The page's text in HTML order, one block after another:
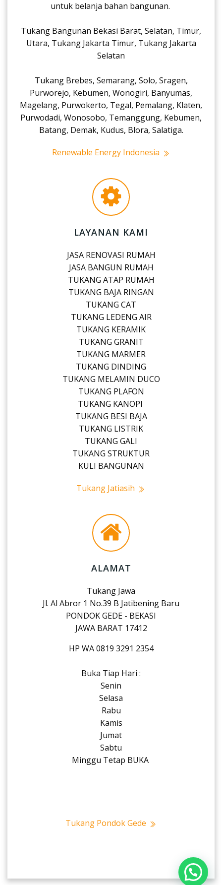
untuk belanja bahan bangunan.
Tukang Bangunan Bekasi Barat, Selatan, Timur,
Utara, Tukang Jakarta Timur, Tukang Jakarta
Selatan
Tukang Brebes, Semarang, Solo, Sragen,
Purworejo, Kebumen, Wonogiri, Banyumas,
Magelang, Purwokerto, Tegal, Pemalang, Klaten,
Purwodadi, Wonosobo, Temanggung, Kebumen,
Batang, Demak, Kudus, Blora, Salatiga.
Renewable Energy Indonesia
LAYANAN KAMI
JASA RENOVASI RUMAH
JASA BANGUN RUMAH
TUKANG ATAP RUMAH
TUKANG BAJA RINGAN
TUKANG CAT
TUKANG LEDENG AIR
TUKANG KERAMIK
TUKANG GRANIT
TUKANG MARMER
TUKANG DINDING
TUKANG MELAMIN DUCO
TUKANG PLAFON
TUKANG KANOPI
TUKANG BESI BAJA
TUKANG LISTRIK
TUKANG GALI
TUKANG STRUKTUR
KULI BANGUNAN
Tukang Jatiasih
ALAMAT
Tukang Jawa
Jl. Al Abror 1 No.39 B Jatibening Baru
PONDOK GEDE - BEKASI
JAWA BARAT 17412
HP WA 0819 3291 2354
Buka Tiap Hari :
Senin
Selasa
Rabu
Kamis
Jumat
Sabtu
Minggu Tetap BUKA
Tukang Pondok Gede